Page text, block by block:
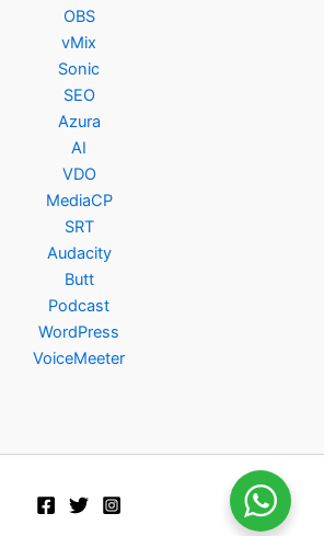
OBS
vMix
Sonic
SEO
Azura
AI
VDO
MediaCP
SRT
Audacity
Butt
Podcast
WordPress
VoiceMeeter